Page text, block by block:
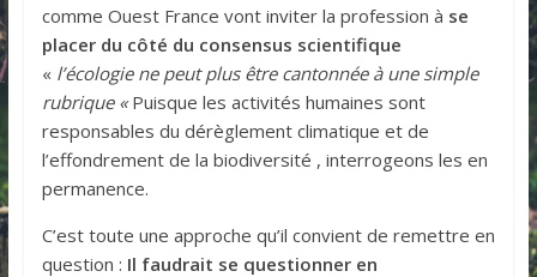
comme Ouest France vont inviter la profession à se
placer du côté du consensus scientifique
« l’écologie ne peut plus être cantonnée à une simple
rubrique «Puisque les activités humaines sont
responsables du dérèglement climatique et de
l’effondrement de la biodiversité , interrogeons les en
permanence.
C’est toute une approche qu’il convient de remettre en
question : Il faudrait se questionner en